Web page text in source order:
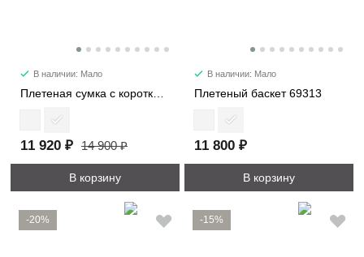
В наличии: Мало
11 920 ₽ 14 900 ₽
В корзину
В наличии: Мало
Плетеный баскет 69313
11 800 ₽
В корзину
-20% -15%